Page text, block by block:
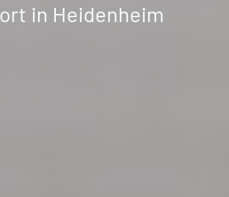
in Heidenheim